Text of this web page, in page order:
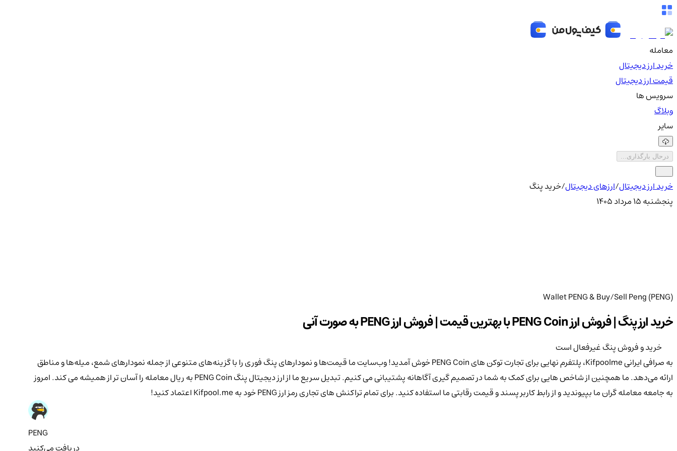
معامله
خرید ارز دیجیتال
قیمت ارز دیجیتال
سرویس ها
وبلاگ
سایر
درحال بارگذاری...
خرید ارز دیجیتال/ارزهای دیجیتال/خرید پنگ
پنجشنبه ۱۵ مرداد ۱۴۰۵
Wallet PENG & Buy/Sell Peng (PENG)
خرید ارز پنگ | فروش ارز PENG Coin با بهترین قیمت | فروش ارز PENG به صورت آنی
خرید و فروش پنگ غیرفعال است
به صرافی ایرانی Kifpoolme، پلتفرم نهایی برای تجارت توکن های PENG Coin خوش آمدید! وب‌سایت ما قیمت‌ها و نمودارهای پنگ فوری را با گزینه‌های متنوعی از جمله نمودارهای شمع، میله‌ها و مناطق
ارائه می‌دهد. ما همچنین از شاخص هایی برای کمک به شما در تصمیم گیری آگاهانه پشتیبانی می کنیم. تبدیل سریع ما از ارز دیجیتال پنگ PENG Coin به ریال معامله را آسان تر از همیشه می کند. امروز
به جامعه معامله گران ما بپیوندید و از رابط کاربر پسند و قیمت رقابتی ما استفاده کنید. برای تمام تراکنش های تجاری رمز ارز PENG خود به Kifpool.me اعتماد کنید!
PENG
دریافت می‌کنید